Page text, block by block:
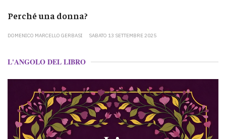
Perché una donna?
DOMENICO MARCELLO GERBASI SABATO 13 SETTEMBRE 2025
L'ANGOLO DEL LIBRO